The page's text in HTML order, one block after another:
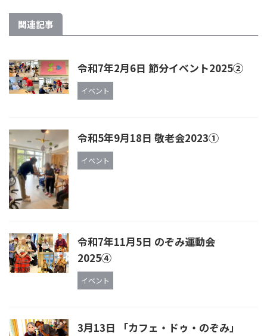
関連記事
令和7年2月6日 節分イベント2025②
イベント
令和5年9月18日 敬老会2023①
イベント
令和7年11月5日 のぞみ運動会
2025④
イベント
3月13日 「カフェ・ドゥ・のぞみ」